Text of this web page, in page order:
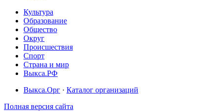
Культура
Образование
Общество
Округ
Происшествия
Спорт
Страна и мир
Выкса.РФ
Выкса.Орг · Каталог организаций
Полная версия сайта